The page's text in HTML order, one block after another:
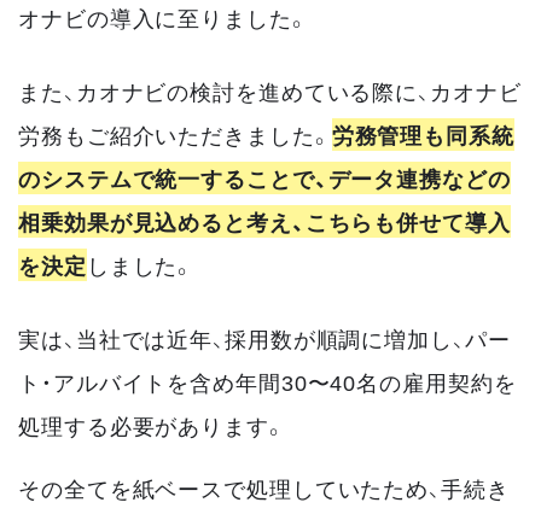
オナビの導入に至りました。
また、カオナビの検討を進めている際に、カオナビ
労務もご紹介いただきました。 労務管理も同系統
のシステムで統一することで、データ連携などの
相乗効果が見込めると考え、こちらも併せて導入
を決定 しました。
実は、当社では近年、採用数が順調に増加し、パー
ト・アルバイトを含め年間30〜40名の雇用契約を
処理する必要があります。
その全てを紙ベースで処理していたため、手続き